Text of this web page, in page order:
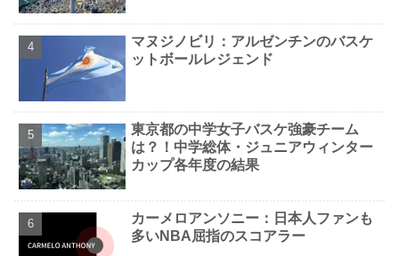
マヌジノビリ：アルゼンチンのバスケ
ットボールレジェンド
東京都の中学女子バスケ強豪チーム
は？！中学総体・ジュニアウィンター
カップ各年度の結果
カーメロアンソニー：日本人ファンも
多いNBA屈指のスコアラー